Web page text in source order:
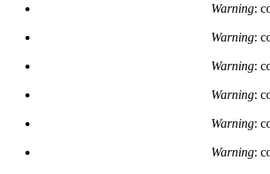
Warning:
Warning:
Warning:
Warning:
Warning:
Warning: